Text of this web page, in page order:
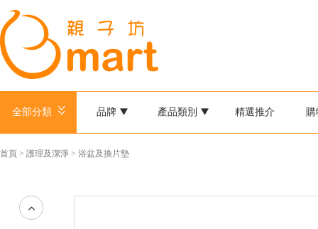
全部分類 品牌 產品類別 精選推介 購
首頁 > 護理及潔淨 > 浴盆及換片墊